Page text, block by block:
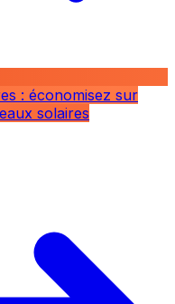
: économisez sur
solaires